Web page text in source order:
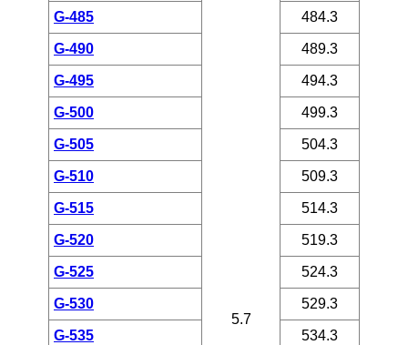
5.7
G-485 484.3
G-490 489.3
G-495 494.3
G-500 499.3
G-505 504.3
G-510 509.3
G-515 514.3
G-520 519.3
G-525 524.3
G-530 529.3
G-535 534.3